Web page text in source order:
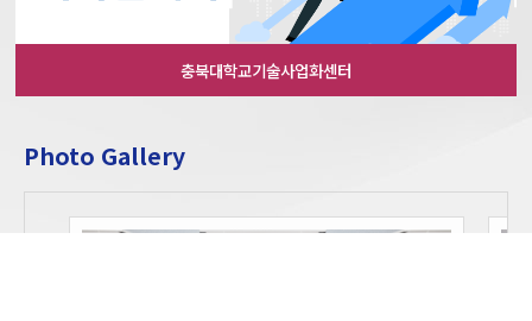
충북대학교기술사업화센터
Photo Gallery